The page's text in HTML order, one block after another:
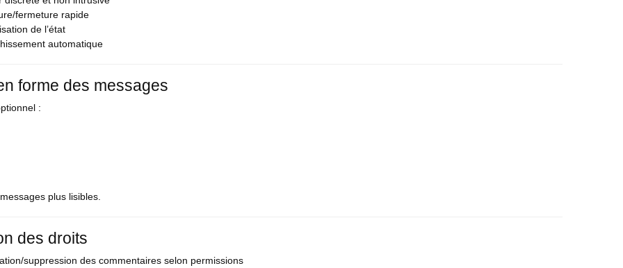
fermeture rapide
de l’état
automatique
forme des messages
:
plus lisibles.
des droits
suppression des commentaires selon permissions